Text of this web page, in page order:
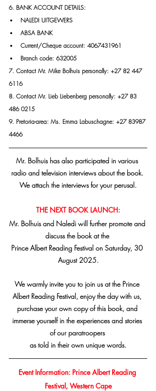
6. BANK ACCOUNT DETAILS:
NALEDI UITGEWERS
ABSA BANK
Current/Cheque account: 4067431961
Branch code: 632005
7. Contact Mr. Mike Bolhuis personally: +27 82 447
6116
8. Contact Mr. Lieb Liebenberg personally: +27 83
486 0215
9. Pretoria-area: Ms. Emma Labuschagne: +27 83987
4466
Mr. Bolhuis has also participated in various
radio and television interviews about the book.
We attach the interviews for your perusal.
THE NEXT BOOK LAUNCH:
Mr. Bolhuis and Naledi will further promote and
discuss the book at the
Prince Albert Reading Festival on Saturday, 30
August 2025.
We warmly invite you to join us at the Prince
Albert Reading Festival, enjoy the day with us,
purchase your own copy of this book, and
immerse yourself in the experiences and stories
of our paratroopers
as told in their own unique words.
Event Information: Prince Albert Reading
Festival, Western Cape